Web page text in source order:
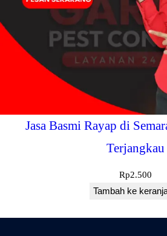
Jasa Basmi Rayap di
Terjangkau
Rp2.500
Tambah ke